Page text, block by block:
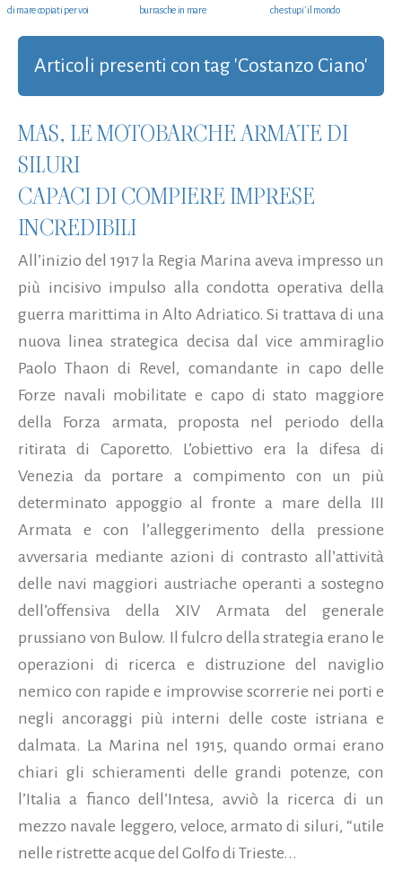
di mare copiati per voi
burrasche in mare
che stupi' il mondo
Articoli presenti con tag 'Costanzo Ciano'
MAS, LE MOTOBARCHE ARMATE DI
SILURI
CAPACI DI COMPIERE IMPRESE
INCREDIBILI
All’inizio del 1917 la Regia Marina aveva impresso un
più incisivo impulso alla condotta operativa della
guerra marittima in Alto Adriatico. Si trattava di una
nuova linea strategica decisa dal vice ammiraglio
Paolo Thaon di Revel, comandante in capo delle
Forze navali mobilitate e capo di stato maggiore
della Forza armata, proposta nel periodo della
ritirata di Caporetto. L’obiettivo era la difesa di
Venezia da portare a compimento con un più
determinato appoggio al fronte a mare della III
Armata e con l’alleggerimento della pressione
avversaria mediante azioni di contrasto all’attività
delle navi maggiori austriache operanti a sostegno
dell’offensiva della XIV Armata del generale
prussiano von Bulow. Il fulcro della strategia erano le
operazioni di ricerca e distruzione del naviglio
nemico con rapide e improvvise scorrerie nei porti e
negli ancoraggi più interni delle coste istriana e
dalmata. La Marina nel 1915, quando ormai erano
chiari gli schieramenti delle grandi potenze, con
l’Italia a fianco dell’Intesa, avviò la ricerca di un
mezzo navale leggero, veloce, armato di siluri, “utile
nelle ristrette acque del Golfo di Trieste...